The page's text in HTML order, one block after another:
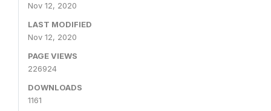
Nov 12, 2020
LAST MODIFIED
Nov 12, 2020
PAGE VIEWS
226924
DOWNLOADS
1161